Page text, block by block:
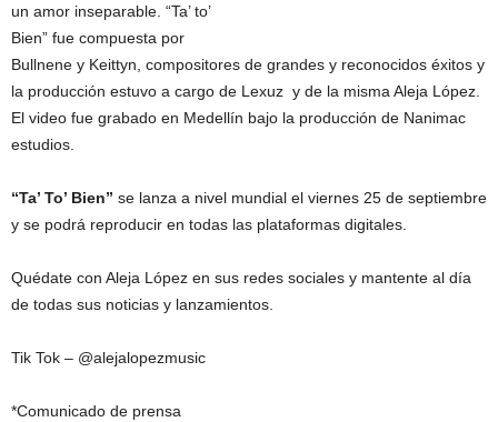
un amor inseparable. “Ta’ to’
Bien” fue compuesta por
Bullnene y Keittyn, compositores de grandes y reconocidos éxitos y
la producción estuvo a cargo de Lexuz y de la misma Aleja López.
El video fue grabado en Medellín bajo la producción de Nanimac
estudios.
“Ta’ To’ Bien” se lanza a nivel mundial el viernes 25 de septiembre
y se podrá reproducir en todas las plataformas digitales.
Quédate con Aleja López en sus redes sociales y mantente al día
de todas sus noticias y lanzamientos.
Tik Tok – @alejalopezmusic
*Comunicado de prensa